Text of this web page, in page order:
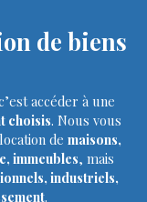
de biens
accéder à une
choisis. Nous vous
de maisons,
immeubles, mais
industriels,
.